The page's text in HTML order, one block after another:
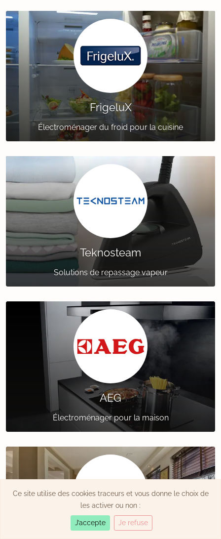
FrigeluX
Électroménager du froid pour la cuisine
Teknosteam
Solutions de repassage vapeur
AEG
Électroménager pour la maison
Ce site utilise des cookies traceurs et vous donne le choix de
les activer ou non :
J’accepte Je refuse